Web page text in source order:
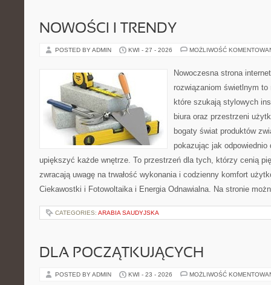
NOWOŚCI I TRENDY
POSTED BY ADMIN KWI - 27 - 2026 MOŻLIWOŚĆ
Nowoczesna strona
rozwiązaniom świetlnym
które szukają stylowych
biura oraz przestrzeni
bogaty świat produktów
pokazując jak odpowiednio
upiększyć każde wnętrze. To przestrzeń dla tych, którzy cenią
zwracają uwagę na trwałość wykonania i codzienny komfort
Ciekawostki i Fotowoltaika i Energia Odnawialna. Na stronie
CATEGORIES: ARABIA SAUDYJSKA
DLA POCZĄTKUJĄCYCH
POSTED BY ADMIN KWI - 23 - 2026 MOŻLIWOŚĆ